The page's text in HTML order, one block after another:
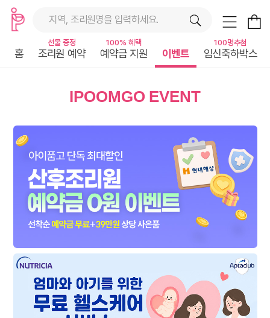
지역, 조리원명을 입력하세요.
홈 조리원 예약
선물 증정
예약금 지원
100% 혜택
이벤트 임신축하박스
100명추첨
IPOOMGO EVENT